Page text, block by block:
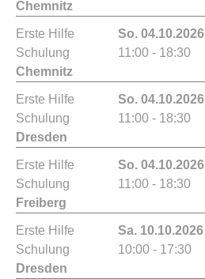
Chemnitz
Erste Hilfe
Schulung
Chemnitz
So. 04.10.2026
11:00 - 18:30
Erste Hilfe
Schulung
Dresden
So. 04.10.2026
11:00 - 18:30
Erste Hilfe
Schulung
Freiberg
So. 04.10.2026
11:00 - 18:30
Erste Hilfe
Schulung
Dresden
Sa. 10.10.2026
10:00 - 17:30